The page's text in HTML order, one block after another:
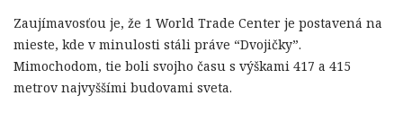
Zaujímavosťou je, že 1 World Trade Center je postavená na
mieste, kde v minulosti stáli práve “Dvojičky”.
Mimochodom, tie boli svojho času s výškami 417 a 415
metrov najvyššími budovami sveta.